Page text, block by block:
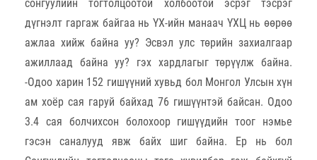
сонгуулийн тогтолцоотой холбоотой эсрэг тэсрэг
дүгнэлт гаргаж байгаа нь ҮХ-ийн манаач ҮХЦ нь өөрөө
ажлаа хийж байна уу? Эсвэл улс төрийн захиалгаар
ажиллаад байна уу? гэх хардлагыг төрүүлж байна.
-Одоо харин 152 гишүүний хувьд бол Монгол Улсын хүн
ам хоёр сая гаруй байхад 76 гишүүнтэй байсан. Одоо
3.4 сая болчихсон болохоор гишүүдийн тоог нэмье
гэсэн саналууд явж байх шиг байна. Ер нь бол